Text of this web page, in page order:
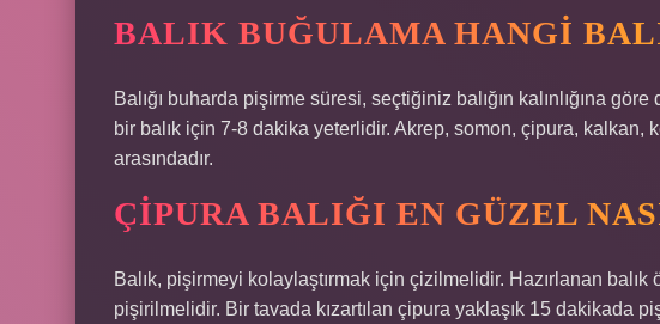
BALIK BUĞULAMA HANGI
Balığı buharda pişirme süresi, seçtiğiniz balığın kalınlığına
bir balık için 7-8 dakika yeterlidir. Akrep, somon, çipura, kalkan,
arasındadır.
ÇIPURA BALIĞI EN GÜZEL
Balık, pişirmeyi kolaylaştırmak için çizilmelidir. Hazırlanan balık
pişirilmelidir. Bir tavada kızartılan çipura yaklaşık 15 dakikada